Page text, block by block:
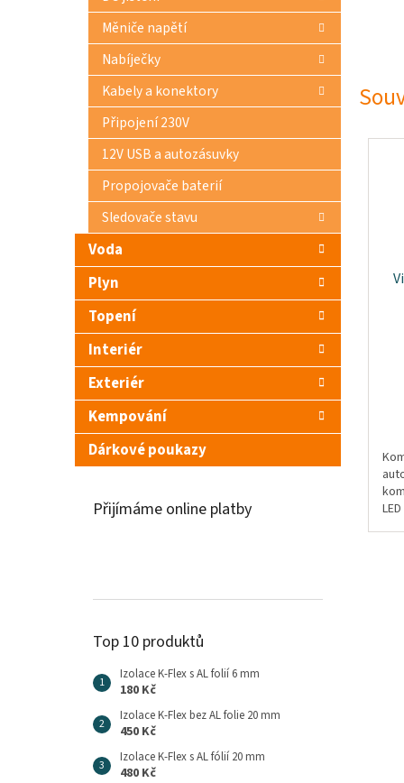
Měniče napětí
Nabíječky
Kabely a konektory
Připojení 230V
12V USB a autozásuvky
Propojovače baterií
Sledovače stavu
Voda
Plyn
Topení
Interiér
Exteriér
Kempování
Dárkové poukazy
Přijímáme online platby
Top 10 produktů
Izolace K-Flex s AL folií 6 mm
180 Kč
Izolace K-Flex bez AL folie 20 mm
450 Kč
Izolace K-Flex s AL fólií 20 mm
480 Kč